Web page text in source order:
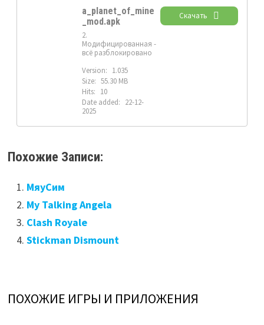
a_planet_of_mine
_mod.apk
2.
Модифицированная -
всё разблокировано
Version: 1.035
Size: 55.30 MB
Hits: 10
Date added: 22-12-
2025
Скачать
Похожие Записи:
МяуСим
My Talking Angela
Clash Royale
Stickman Dismount
ПОХОЖИЕ ИГРЫ И ПРИЛОЖЕНИЯ